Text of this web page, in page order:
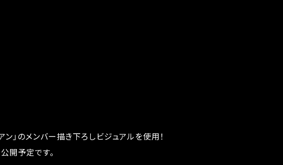
」のメンバー描き下ろしビジュアルを使用！
開予定です。